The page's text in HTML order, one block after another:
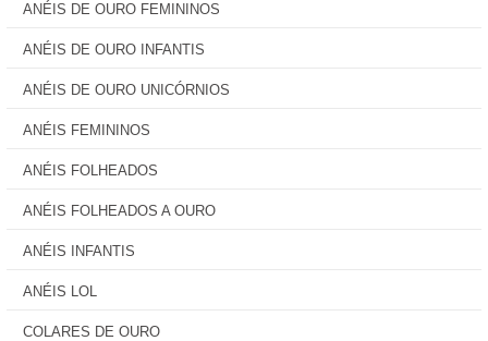
ANÉIS DE OURO FEMININOS
ANÉIS DE OURO INFANTIS
ANÉIS DE OURO UNICÓRNIOS
ANÉIS FEMININOS
ANÉIS FOLHEADOS
ANÉIS FOLHEADOS A OURO
ANÉIS INFANTIS
ANÉIS LOL
COLARES DE OURO